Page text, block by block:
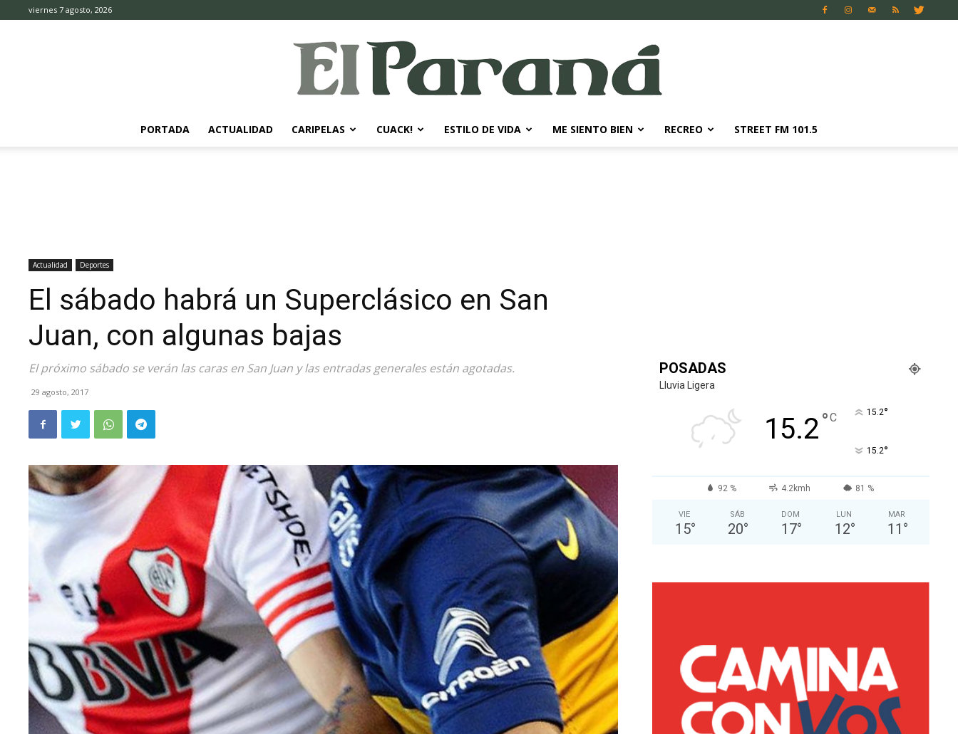
viernes 7 agosto, 2026
PORTADA ACTUALIDAD CARIPELAS CUACK! ESTILO DE VIDA ME SIENTO BIEN RECREO STREET FM 101.5
Actualidad Deportes
El sábado habrá un Superclásico en San
Juan, con algunas bajas
El próximo sábado se verán las caras en San Juan y las entradas generales están agotadas.
29 agosto, 2017
POSADAS
Lluvia Ligera
15.2°C 15.2°
15.2°
92 % 4.2kmh 81 %
VIE
15°
SÁB
20°
DOM
17°
LUN
12°
MAR
11 °